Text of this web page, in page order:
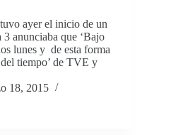
ayer el inicio de un
anunciaba que ‘Bajo
lunes y de esta forma
tiempo’ de TVE y
18, 2015